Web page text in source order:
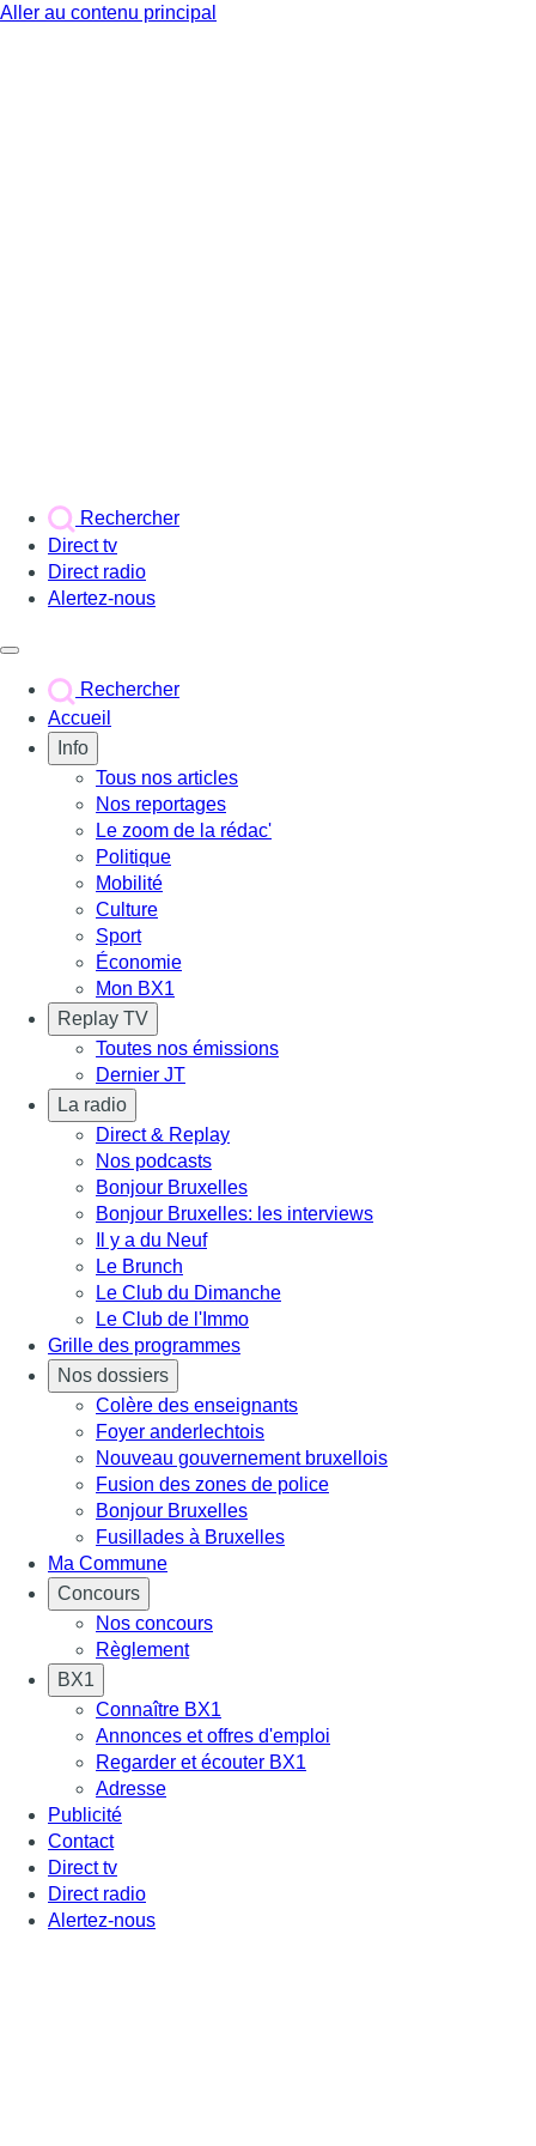
Aller au contenu principal
Rechercher
Direct tv
Direct radio
Alertez-nous
Rechercher
Accueil
Info
Tous nos articles
Nos reportages
Le zoom de la rédac'
Politique
Mobilité
Culture
Sport
Économie
Mon BX1
Replay TV
Toutes nos émissions
Dernier JT
La radio
Direct & Replay
Nos podcasts
Bonjour Bruxelles
Bonjour Bruxelles: les interviews
Il y a du Neuf
Le Brunch
Le Club du Dimanche
Le Club de l'Immo
Grille des programmes
Nos dossiers
Colère des enseignants
Foyer anderlechtois
Nouveau gouvernement bruxellois
Fusion des zones de police
Bonjour Bruxelles
Fusillades à Bruxelles
Ma Commune
Concours
Nos concours
Règlement
BX1
Connaître BX1
Annonces et offres d'emploi
Regarder et écouter BX1
Adresse
Publicité
Contact
Direct tv
Direct radio
Alertez-nous